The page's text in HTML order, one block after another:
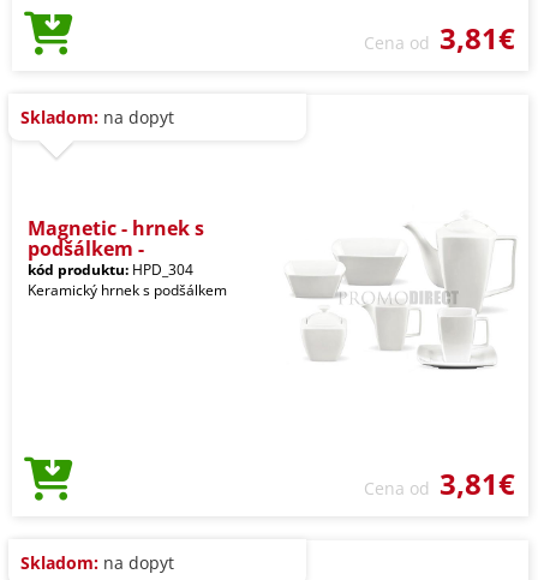
Cena od 3,81€
Skladom: na dopyt
Magnetic - hrnek s
podšálkem -
kód produktu: HPD_304
Keramický hrnek s podšálkem
Cena od 3,81€
Skladom: na dopyt